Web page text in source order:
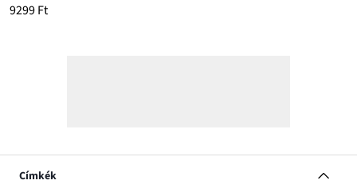
9299 Ft
Címkék